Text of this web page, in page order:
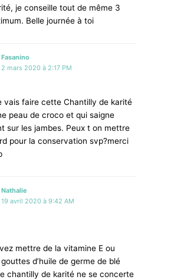
je conseille tout de même 3
Belle journée à toi
Fasanino
2 mars 2020 à 2:17 PM
vais faire cette Chantilly de karité
peau de croco et qui saigne
sur les jambes. Peux t on mettre
pour la conservation svp?merci
Nathalie
19 avril 2020 à 9:42 AM
mettre de la vitamine E ou
d’huile de germe de blé
chantilly de karité ne se concerte